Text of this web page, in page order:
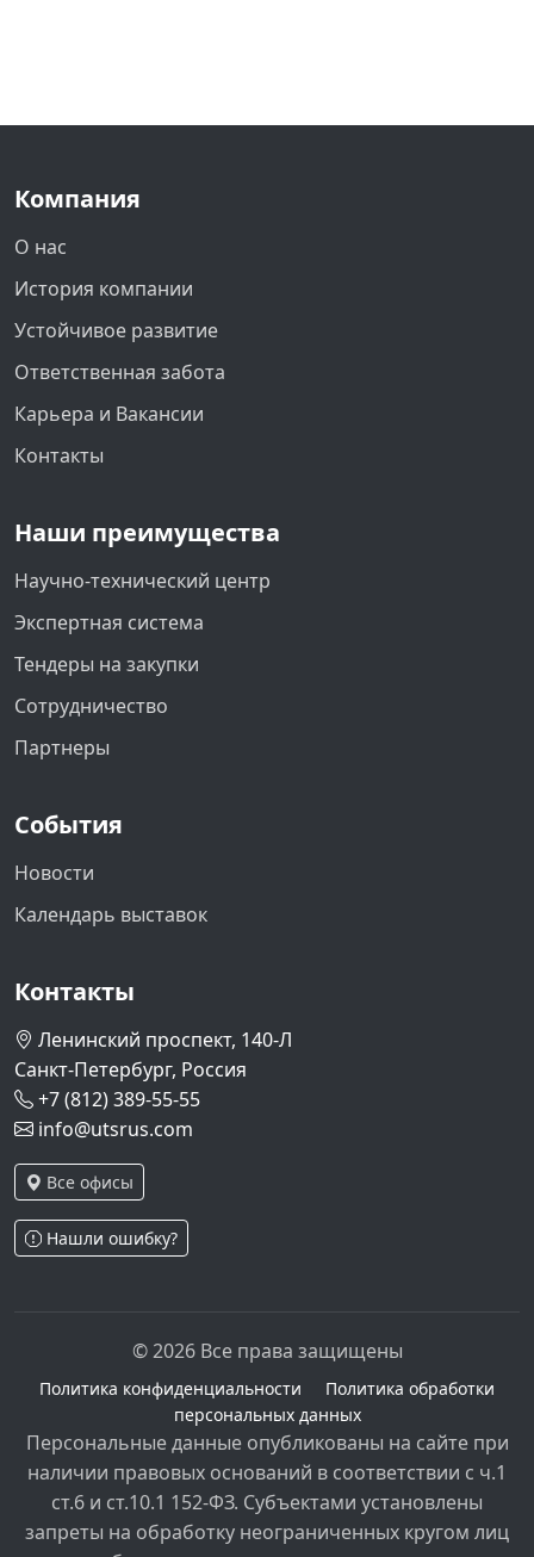
Компания
О нас
История компании
Устойчивое развитие
Ответственная забота
Карьера и Вакансии
Контакты
Наши преимущества
Научно-технический центр
Экспертная система
Тендеры на закупки
Сотрудничество
Партнеры
События
Новости
Календарь выставок
Контакты
Ленинский проспект, 140-Л
Санкт-Петербург, Россия
+7 (812) 389-55-55
info@utsrus.com
Все офисы
Нашли ошибку?
© 2026 Все права защищены
Политика конфиденциальности
Политика обработки
персональных данных
Персональные данные опубликованы на сайте при
наличии правовых оснований в соответствии с ч.1
ст.6 и ст.10.1 152-ФЗ. Субъектами установлены
запреты на обработку неограниченных кругом лиц